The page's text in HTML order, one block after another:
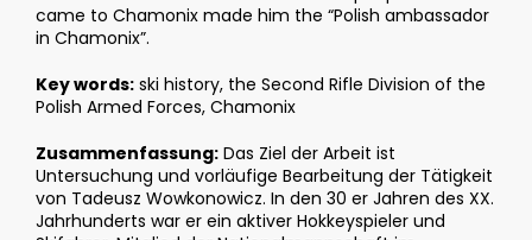
came to Chamonix made him the “Polish ambassador
in Chamonix”.
Key words: ski history, the Second Rifle Division of the
Polish Armed Forces, Chamonix
Zusammenfassung: Das Ziel der Arbeit ist
Untersuchung und vorläufige Bearbeitung der Tätigkeit
von Tadeusz Wowkonowicz. In den 30 er Jahren des XX.
Jahrhunderts war er ein aktiver Hokkeyspieler und